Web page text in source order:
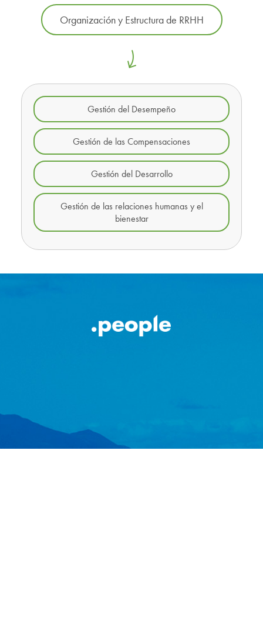
Organización y Estructura de RRHH
Gestión del Desempeño
Gestión de las Compensaciones
Gestión del Desarrollo
Gestión de las relaciones humanas y el
bienestar